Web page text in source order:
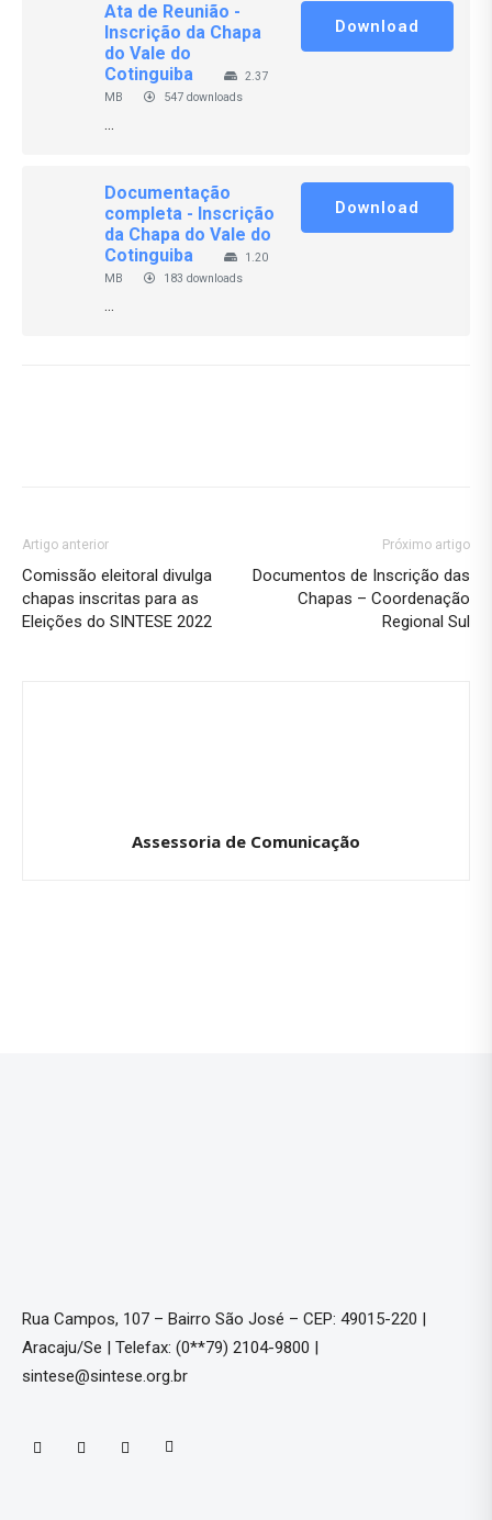
Ata de Reunião -
Inscrição da Chapa
do Vale do
Cotinguiba
2.37
MB
547 downloads
...
Download
Documentação
completa - Inscrição
da Chapa do Vale do
Cotinguiba
1.20
MB
183 downloads
...
Download
Artigo anterior
Comissão eleitoral divulga
chapas inscritas para as
Eleições do SINTESE 2022
Próximo artigo
Documentos de Inscrição das
Chapas – Coordenação
Regional Sul
Assessoria de Comunicação
Rua Campos, 107 – Bairro São José – CEP: 49015-220 |
Aracaju/Se | Telefax: (0**79) 2104-9800 |
sintese@sintese.org.br